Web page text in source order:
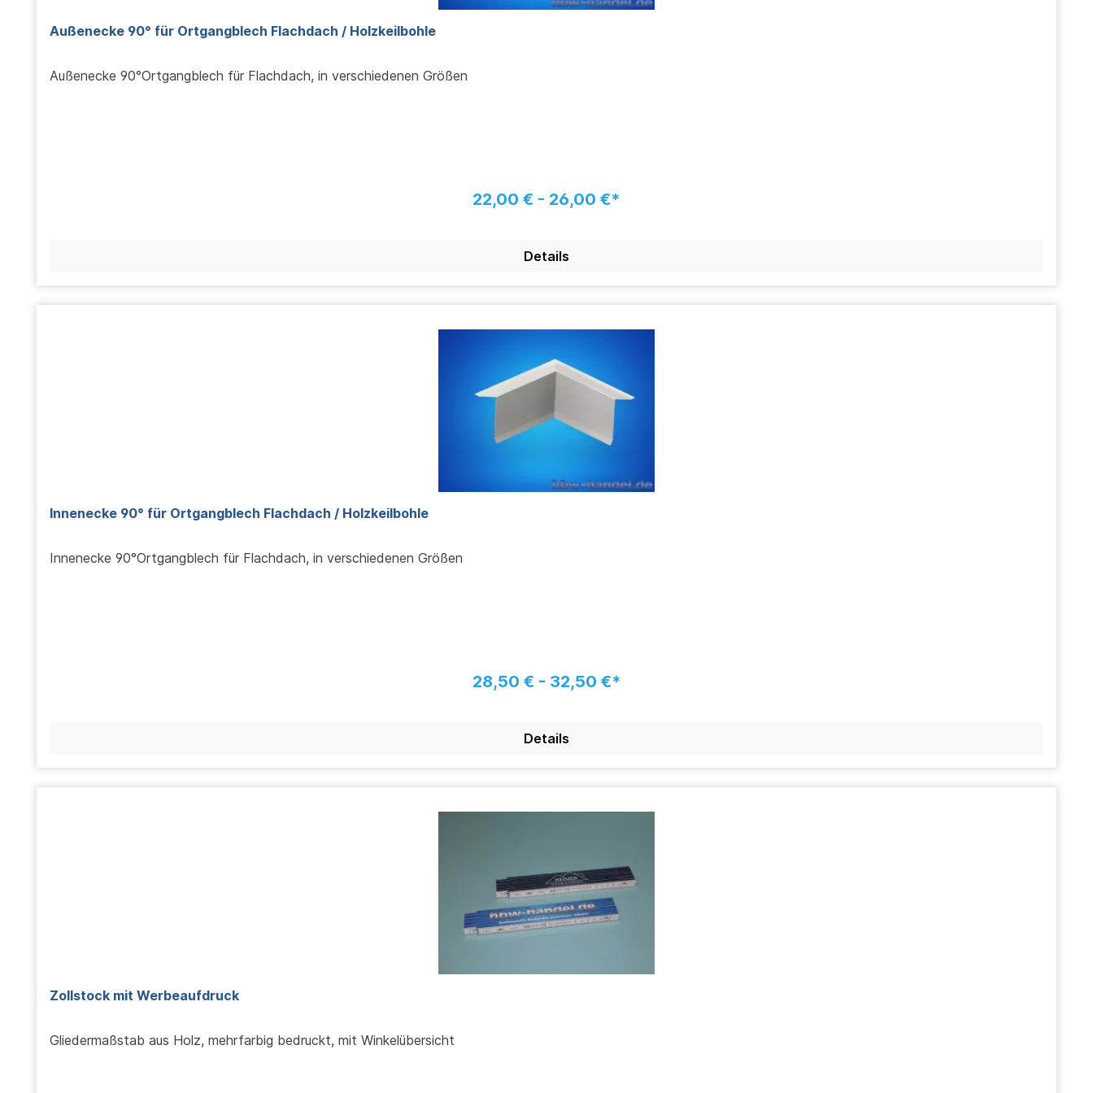
Außenecke 90° für Ortgangblech Flachdach / Holzkeilbohle
Außenecke 90°Ortgangblech für Flachdach, in verschiedenen Größen
22,00 € - 26,00 €*
Details
Innenecke 90° für Ortgangblech Flachdach / Holzkeilbohle
Innenecke 90°Ortgangblech für Flachdach, in verschiedenen Größen
28,50 € - 32,50 €*
Details
Zollstock mit Werbeaufdruck
Gliedermaßstab aus Holz, mehrfarbig bedruckt, mit Winkelübersicht